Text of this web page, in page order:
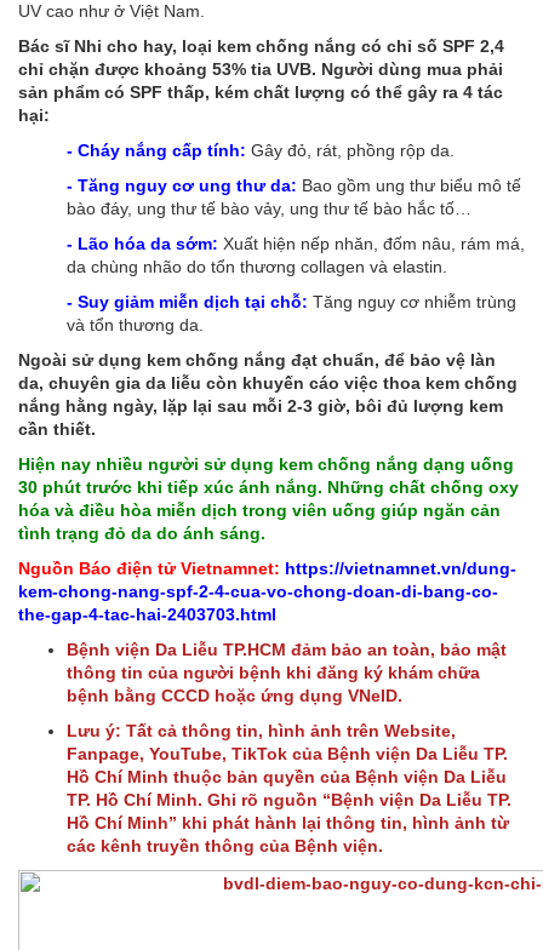
UV cao như ở Việt Nam.
Bác sĩ Nhi cho hay, loại kem chống nắng có chỉ số SPF 2,4
chỉ chặn được khoảng 53% tia UVB. Người dùng mua phải
sản phẩm có SPF thấp, kém chất lượng có thể gây ra 4 tác
hại:
- Cháy nắng cấp tính: Gây đỏ, rát, phồng rộp da.
- Tăng nguy cơ ung thư da: Bao gồm ung thư biểu mô tế
bào đáy, ung thư tế bào vảy, ung thư tế bào hắc tố…
- Lão hóa da sớm: Xuất hiện nếp nhăn, đốm nâu, rám má,
da chùng nhão do tổn thương collagen và elastin.
- Suy giảm miễn dịch tại chỗ: Tăng nguy cơ nhiễm trùng
và tổn thương da.
Ngoài sử dụng kem chống nắng đạt chuẩn, để bảo vệ làn
da, chuyên gia da liễu còn khuyến cáo việc thoa kem chống
nắng hằng ngày, lặp lại sau mỗi 2-3 giờ, bôi đủ lượng kem
cần thiết.
Hiện nay nhiều người sử dụng kem chống nắng dạng uống
30 phút trước khi tiếp xúc ánh nắng. Những chất chống oxy
hóa và điều hòa miễn dịch trong viên uống giúp ngăn cản
tình trạng đỏ da do ánh sáng.
Nguồn Báo điện tử Vietnamnet: https://vietnamnet.vn/dung-
kem-chong-nang-spf-2-4-cua-vo-chong-doan-di-bang-co-
the-gap-4-tac-hai-2403703.html
Bệnh viện Da Liễu TP.HCM đảm bảo an toàn, bảo mật
thông tin của người bệnh khi đăng ký khám chữa
bệnh bằng CCCD hoặc ứng dụng VNeID.
Lưu ý: Tất cả thông tin, hình ảnh trên Website,
Fanpage, YouTube, TikTok của Bệnh viện Da Liễu TP.
Hồ Chí Minh thuộc bản quyền của Bệnh viện Da Liễu
TP. Hồ Chí Minh. Ghi rõ nguồn “Bệnh viện Da Liễu TP.
Hồ Chí Minh” khi phát hành lại thông tin, hình ảnh từ
các kênh truyền thông của Bệnh viện.